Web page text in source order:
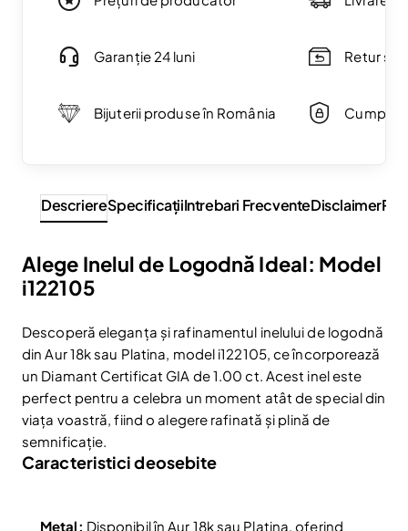
Garanție 24 luni
Bijuterii produse în România
Retur
DescriereSpecificaţiiIntrebari FrecventeDisclaimer
Alege Inelul de Logodnă Ideal: Model
i122105
Descoperă eleganța și rafinamentul inelului de logodnă
din Aur 18k sau Platina, model i122105, ce încorporează
un Diamant Certificat GIA de 1.00 ct. Acest inel este
perfect pentru a celebra un moment atât de special din
viața voastră, fiind o alegere rafinată și plină de
semnificație.
Caracteristici deosebite
Metal: Disponibil în Aur 18k sau Platina, oferind